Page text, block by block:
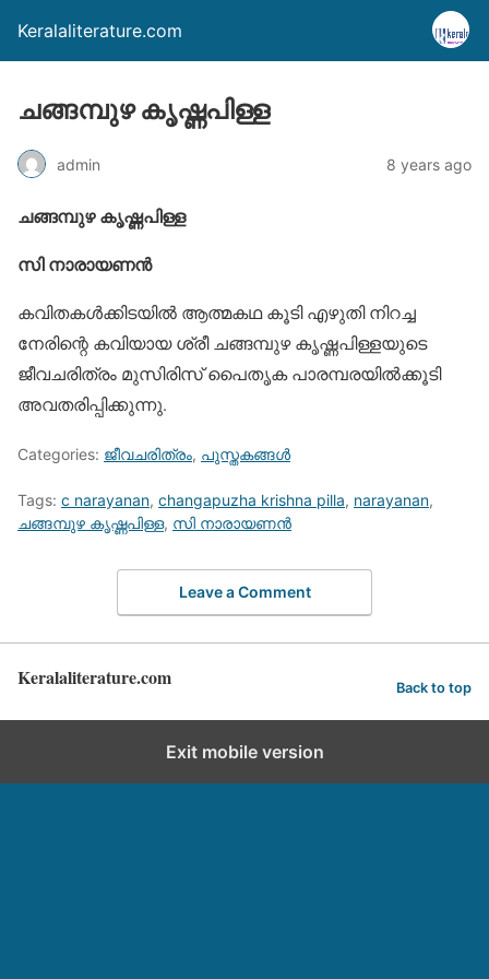
Keralaliterature.com
ചങ്ങമ്പുഴ കൃഷ്ണപിള്ള
admin 8 years ago
ചങ്ങമ്പുഴ കൃഷ്ണപിള്ള
സി നാരായണന്‍
കവിതകള്‍ക്കിടയില്‍ ആത്മകഥ കൂടി എഴുതി നിറച്ച
നേരിന്റെ കവിയായ ശ്രീ ചങ്ങമ്പുഴ കൃഷ്ണപിള്ളയുടെ
ജീവചരിത്രം മുസിരിസ് പൈതൃക പാരമ്പരയില്‍ക്കൂടി
അവതരിപ്പിക്കുന്നു.
Categories: ജീവചരിത്രം, പുസ്തകങ്ങള്‍
Tags: c narayanan, changapuzha krishna pilla, narayanan,
ചങ്ങമ്പുഴ കൃഷ്ണപിള്ള, സി നാരായണന്‍
Leave a Comment
Keralaliterature.com Back to top
Exit mobile version